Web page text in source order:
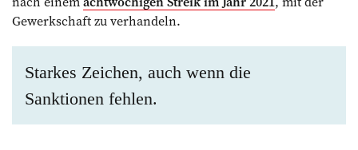
Gewerkschaft zu verhandeln.
Starkes Zeichen, auch wenn die
Sanktionen fehlen.